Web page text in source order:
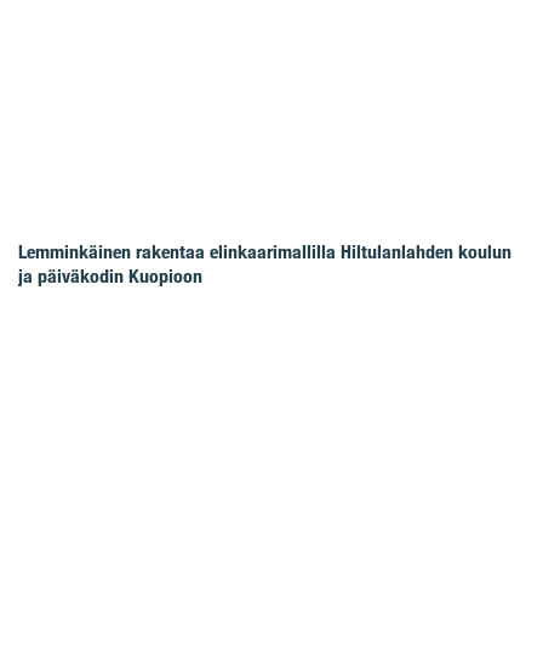
Lemminkäinen rakentaa elinkaarimallilla Hiltulanlahden koulun
ja päiväkodin Kuopioon